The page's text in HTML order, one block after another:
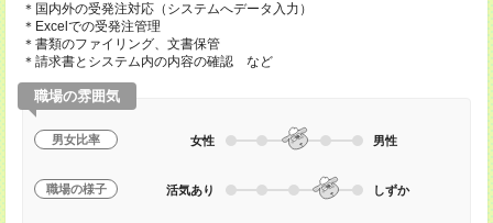
＊国内外の受発注対応（システムへデータ入力）
＊Excelでの受発注管理
＊書類のファイリング、文書保管
＊請求書とシステム内の内容の確認 など
職場の雰囲気
男女比率 女性 男性
職場の様子 活気あり しずか